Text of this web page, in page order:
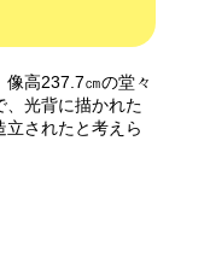
高237.7㎝の堂々
、光背に描かれた
されたと考えら